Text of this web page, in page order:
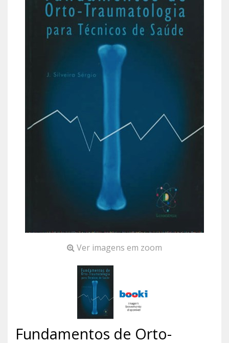
Ver imagens em zoom
Fundamentos de Orto-